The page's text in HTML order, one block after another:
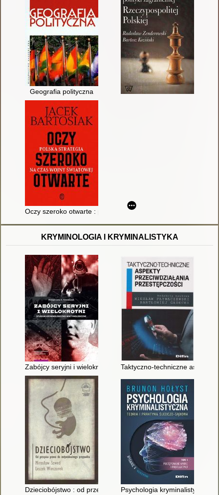
Geografia polityczna
Oczy szeroko otwarte : polska strategia na czas wojny
KRYMINOLOGIA I KRYMINALISTYKA
Zabójcy seryjni i wielokrotni : studium kryminologiczno-
Taktyczno-techniczne aspekty
Dzieciobójstwo : od przepisu prawa do indywidualnego
Psychologia kryminalistyczna :